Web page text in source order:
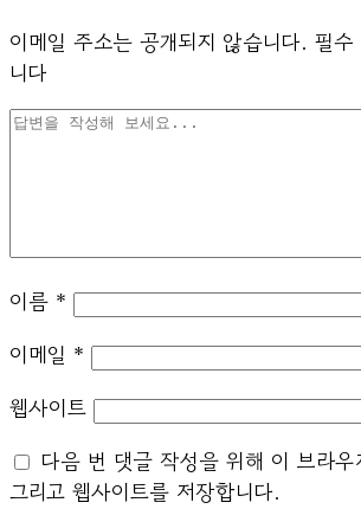
이메일 주소는 공개되지 않습니다. 필수
니다
이름 *
이메일 *
웹사이트
다음 번 댓글 작성을 위해 이 브라우
그리고 웹사이트를 저장합니다.